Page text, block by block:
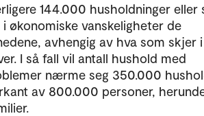
144.000 husholdninger eller
økonomiske vanskeligheter de
avhengig av hva som skjer
I så fall vil antall hushold med
nærme seg 350.000
av 800.000 personer,